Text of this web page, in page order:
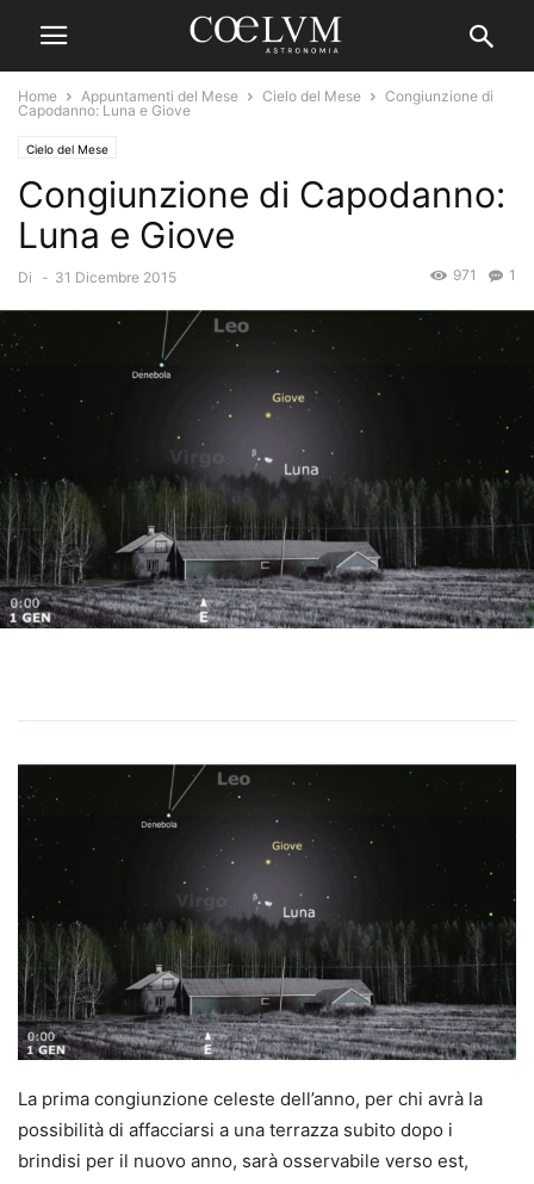
Home Appuntamenti del Mese Cielo del Mese
Congiunzione di
Capodanno: Luna e Giove
Cielo del Mese
Congiunzione di Capodanno:
Luna e Giove
Di - 31 Dicembre 2015 1
971
La prima congiunzione celeste dell’anno, per chi avrà la
possibilità di affacciarsi a una terrazza subito dopo i
brindisi per il nuovo anno, sarà osservabile verso est,